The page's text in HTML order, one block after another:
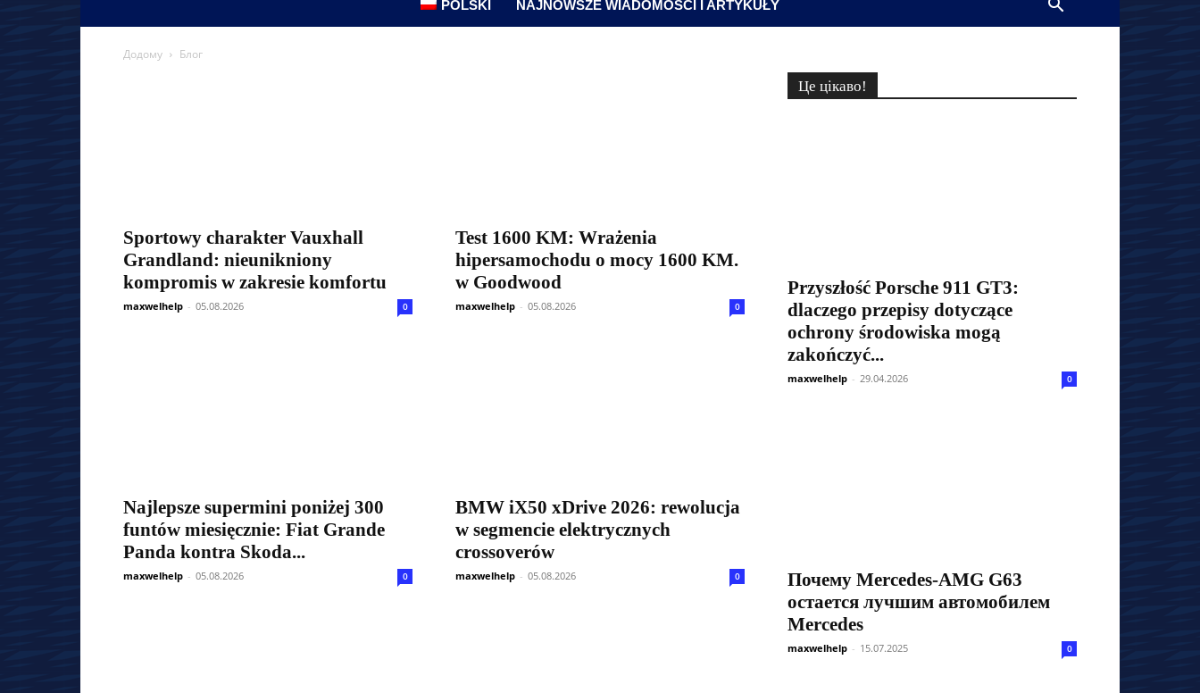
POLSKI NAJNOWSZE WIADOMOŚCI I ARTYKUŁY
Додому Блог
Sportowy charakter Vauxhall
Grandland: nieunikniony
kompromis w zakresie komfortu
maxwelhelp - 05.08.2026 0
Test 1600 KM: Wrażenia
hipersamochodu o mocy 1600 KM.
w Goodwood
maxwelhelp - 05.08.2026 0
Najlepsze supermini poniżej 300
funtów miesięcznie: Fiat Grande
Panda kontra Skoda...
maxwelhelp - 05.08.2026 0
BMW iX50 xDrive 2026: rewolucja
w segmencie elektrycznych
crossoverów
maxwelhelp - 05.08.2026 0
Це цікаво!
Przyszłość Porsche 911 GT3:
dlaczego przepisy dotyczące
ochrony środowiska mogą
zakończyć...
maxwelhelp - 29.04.2026 0
Почему Mercedes-AMG G63
остается лучшим автомобилем
Mercedes
maxwelhelp - 15.07.2025 0